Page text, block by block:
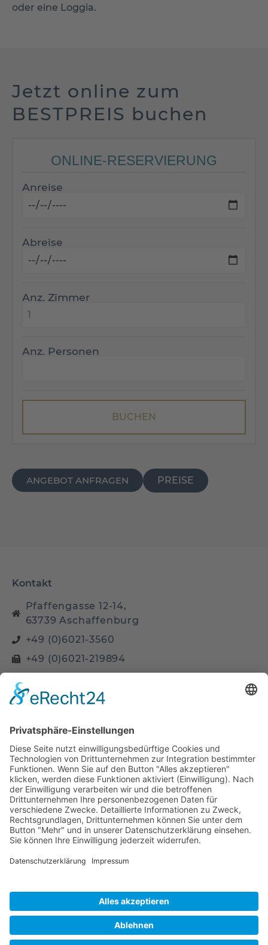
oder eine Loggia.
Jetzt online zum
BESTPREIS buchen
ONLINE-RESERVIERUNG
Anreise
Abreise
Anz. Zimmer
Anz. Personen
ANGEBOT ANFRAGEN PREISE
Kontakt
Pfaffengasse 12-14,
63739 Aschaffenburg
+49 (0)6021-3560
+49 (0)6021-219894
Startseite
Business Zimmer
Business PLUS Zimmer
Arrangements
Sehenswürdigkeiten
Lage & Kontakt
Rechtliches
Datenschutzerklärung
AGB